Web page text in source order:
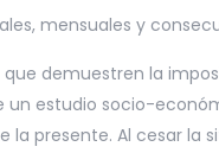
mensuales y
que demuestren la
un estudio socio-
la presente. Al cesar la